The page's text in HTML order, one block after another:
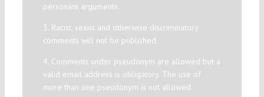
personam arguments.
3. Racist, sexist and otherwise discriminatory
comments will not be published.
4. Comments under pseudonym are allowed but a
valid email address is obligatory. The use of
more than one pseudonym is not allowed.